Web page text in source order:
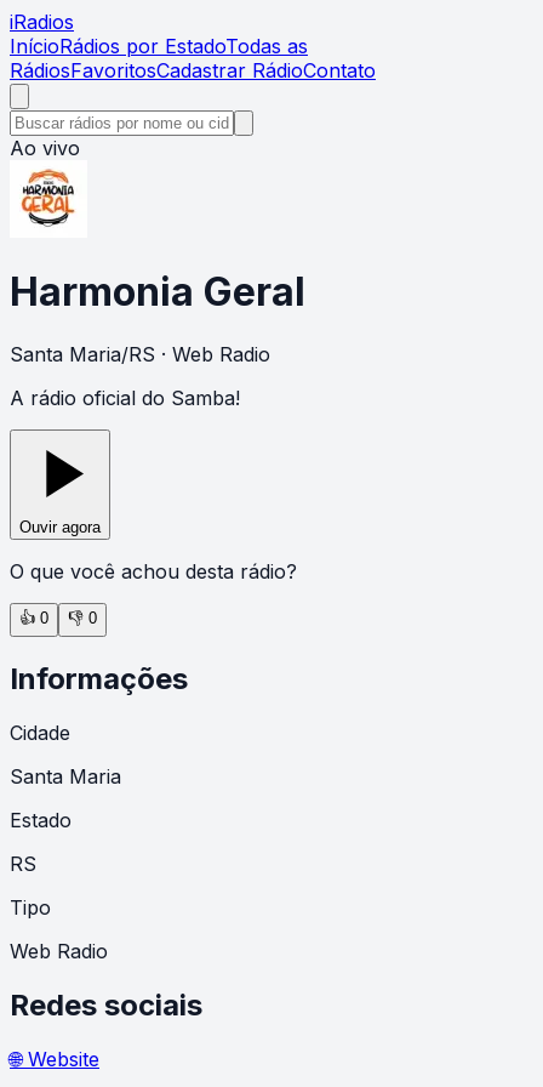
iRadios
InícioRádios por EstadoTodas as
RádiosFavoritosCadastrar RádioContato
Ao vivo
Harmonia Geral
Santa Maria/RS · Web Radio
A rádio oficial do Samba!
Ouvir agora
O que você achou desta rádio?
👍 0 👎 0
Informações
Cidade
Santa Maria
Estado
RS
Tipo
Web Radio
Redes sociais
🌐 Website